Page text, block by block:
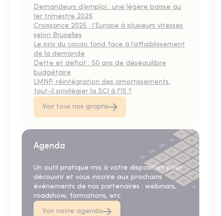
Demandeurs d’emploi : une légère baisse au
1er trimestre 2026
Croissance 2025 : l’Europe à plusieurs vitesses
selon Bruxelles
Le prix du cacao fond face à l’affaiblissement
de la demande
Dette et déficit : 50 ans de déséquilibre
budgétaire
LMNP, réintégration des amortissements,
faut-il privilégier la SCI à l'IS ?
Voir tous nos graphs
Agenda
Un outil pratique mis à votre disposition pour
découvrir et vous inscrire aux prochains
événements de nos partenaires : webinars,
roadshow, formations, etc.
Voir notre agenda